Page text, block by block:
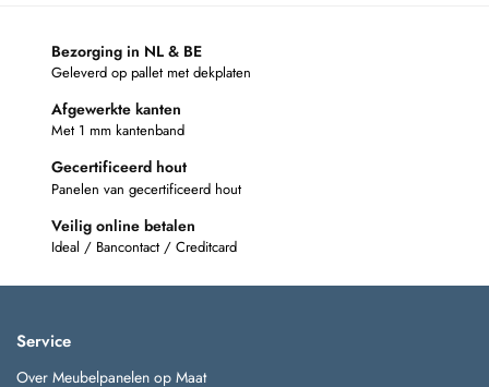
Bezorging in NL & BE
Geleverd op pallet met dekplaten
Afgewerkte kanten
Met 1 mm kantenband
Gecertificeerd hout
Panelen van gecertificeerd hout
Veilig online betalen
Ideal / Bancontact / Creditcard
Service
Over Meubelpanelen op Maat